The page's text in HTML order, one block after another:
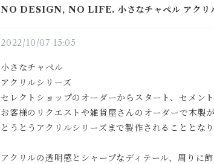
NO DESIGN, NO LIFE. 小さなチャペル アクリ
2022/10/07 15:05
小さなチャペル
アクリルシリーズ
セレクトショップのオーダーからスタート、セメン
お客様のリクエストや雑貨屋さんのオーダーで木製
とうとうアクリルシリーズまで製作されることとなり
アクリルの透明感とシャープなディテール、周りに